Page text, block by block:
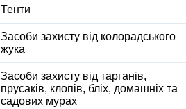
Тенти
Засоби захисту від колорадського
жука
Засоби захисту від тарганів,
прусаків, клопів, бліх, домашніх та
садових мурах